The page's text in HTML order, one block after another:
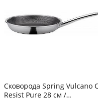
Сковорода Spring Vulcano
Resist Pure 28 см /